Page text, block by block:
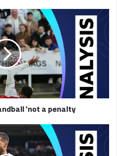
MOTD:
Gabriel
handball
'not
penalty'
'not a penalty'
How
'forgotten
man'